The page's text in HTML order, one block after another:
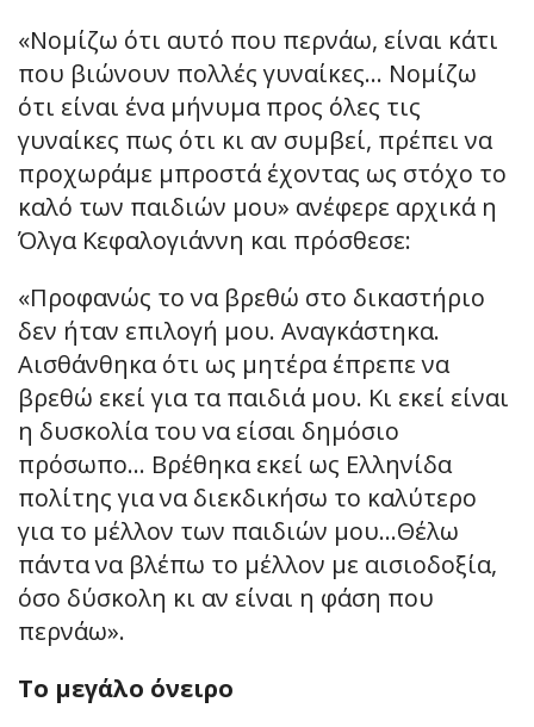
«Νομίζω ότι αυτό που περνάω, είναι κάτι
που βιώνουν πολλές γυναίκες… Νομίζω
ότι είναι ένα μήνυμα προς όλες τις
γυναίκες πως ότι κι αν συμβεί, πρέπει να
προχωράμε μπροστά έχοντας ως στόχο το
καλό των παιδιών μου» ανέφερε αρχικά η
Όλγα Κεφαλογιάννη και πρόσθεσε:
«Προφανώς το να βρεθώ στο δικαστήριο
δεν ήταν επιλογή μου. Αναγκάστηκα.
Αισθάνθηκα ότι ως μητέρα έπρεπε να
βρεθώ εκεί για τα παιδιά μου. Κι εκεί είναι
η δυσκολία του να είσαι δημόσιο
πρόσωπο… Βρέθηκα εκεί ως Ελληνίδα
πολίτης για να διεκδικήσω το καλύτερο
για το μέλλον των παιδιών μου…Θέλω
πάντα να βλέπω το μέλλον με αισιοδοξία,
όσο δύσκολη κι αν είναι η φάση που
περνάω».
Το μεγάλο όνειρο